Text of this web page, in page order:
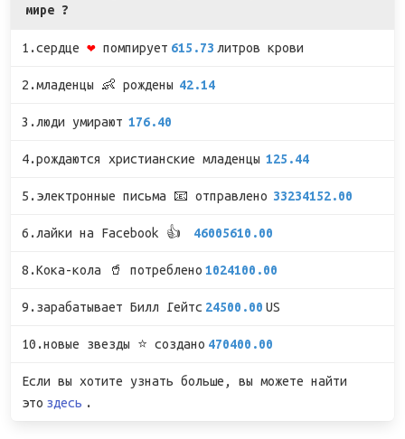
мире ?
1.сердце ❤ помпирует 615.73 литров крови
2.младенцы 👶 рождены 42.14
3.люди умирают 176.40
4.рождаются христианские младенцы 125.44
5.электронные письма 📧 отправлено 33234152.00
6.лайки на Facebook 👍 46005610.00
8.Кока-кола 🥤 потреблено 1024100.00
9.зарабатывает Билл Гейтс 24500.00 US
10.новые звезды ⭐ создано 470400.00
Если вы хотите узнать больше, вы можете найти
это здесь .